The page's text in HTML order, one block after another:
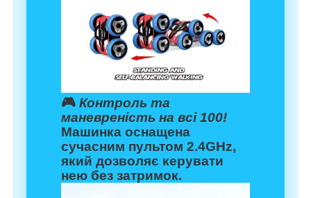
🎮 Контроль та
маневреність на всі 100!
Машинка оснащена
сучасним пультом 2.4GHz,
який дозволяє керувати
нею без затримок.